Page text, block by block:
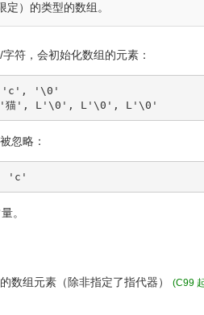
定）的类型的数组。
符，会初始化数组的元素：
'c', '\0'
L'猫', L'\0', L'\0', L'\0'
忽略：
'c'
。
数组元素 （除非指定了指代器） (C99